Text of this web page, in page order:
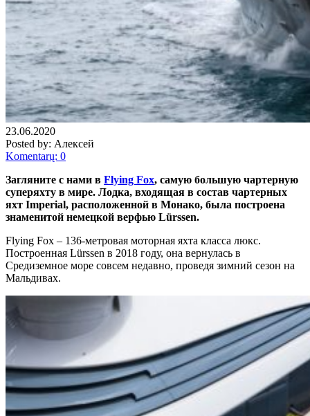
23.06.2020
Posted by: Алексей
Komentarų: 0
Загляните с нами в Flying Fox, самую большую чартерную
суперяхту в мире. Лодка, входящая в состав чартерных
яхт Imperial, расположенной в Монако, была построена
знаменитой немецкой верфью Lürssen.
Flying Fox – 136-метровая моторная яхта класса люкс.
Построенная Lürssen в 2018 году, она вернулась в
Средиземное море совсем недавно, проведя зимний сезон на
Мальдивах.